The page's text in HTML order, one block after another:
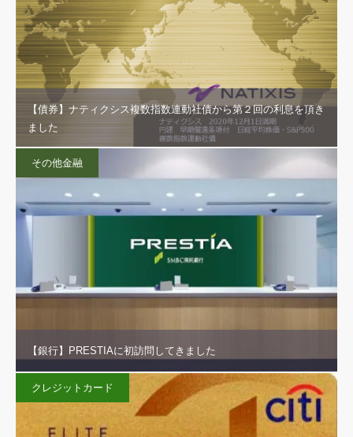
【債券】ナティクシス複数指数連動社債から第２回の利息を頂き
ました
その他金融
【銀行】PRESTIAに初訪問してきました
クレジットカード